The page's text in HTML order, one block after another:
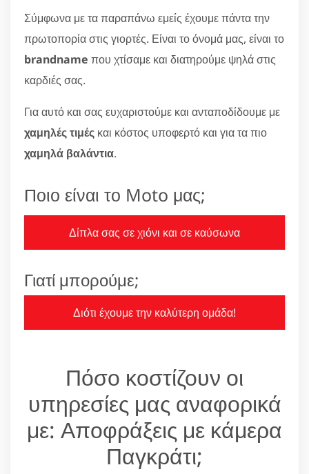
Σύμφωνα με τα παραπάνω εμείς έχουμε πάντα την
πρωτοπορία στις γιορτές. Είναι το όνομά μας, είναι το
brandname που χτίσαμε και διατηρούμε ψηλά στις
καρδιές σας.
Για αυτό και σας ευχαριστούμε και ανταποδίδουμε με
χαμηλές τιμές και κόστος υποφερτό και για τα πιο
χαμηλά βαλάντια.
Ποιο είναι το Moto μας;
Δίπλα σας σε χιόνι και σε καύσωνα
Γιατί μπορούμε;
Διότι έχουμε την καλύτερη ομάδα!
Πόσο κοστίζουν οι
υπηρεσίες μας αναφορικά
με: Αποφράξεις με κάμερα
Παγκράτι;